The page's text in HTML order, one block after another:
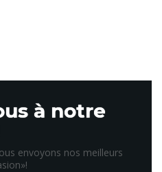
à notre
envoyons nos meilleurs